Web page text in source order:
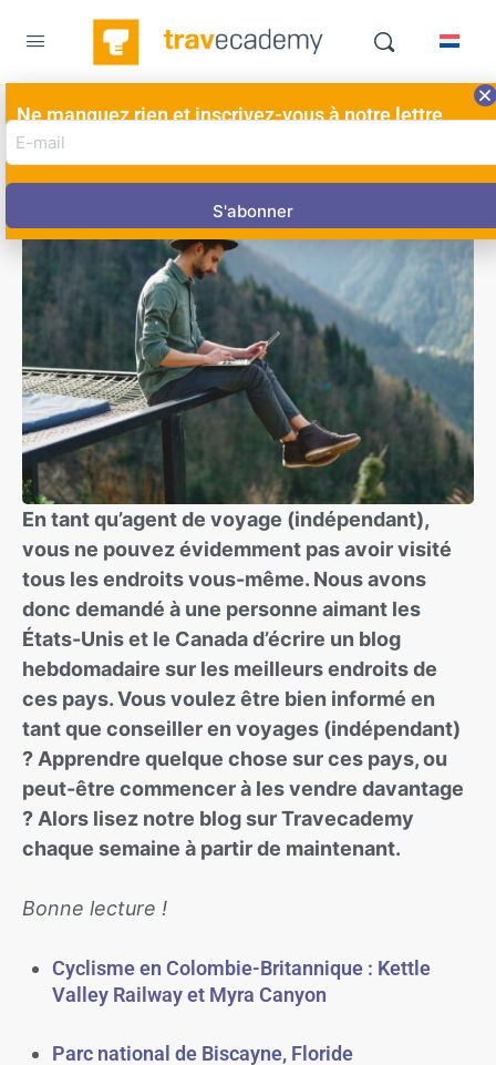
En tant qu’agent de voyage (indépendant),
vous ne pouvez évidemment pas avoir visité
tous les endroits vous-même. Nous avons
donc demandé à une personne aimant les
États-Unis et le Canada d’écrire un blog
hebdomadaire sur les meilleurs endroits de
ces pays. Vous voulez être bien informé en
tant que conseiller en voyages (indépendant)
? Apprendre quelque chose sur ces pays, ou
peut-être commencer à les vendre davantage
? Alors lisez notre blog sur Travecademy
chaque semaine à partir de maintenant.
Bonne lecture !
Cyclisme en Colombie-Britannique : Kettle
Valley Railway et Myra Canyon
Parc national de Biscayne, Floride
Ne manquez rien et inscrivez-vous à notre lettre
d'information ici!
E-
mail
adres